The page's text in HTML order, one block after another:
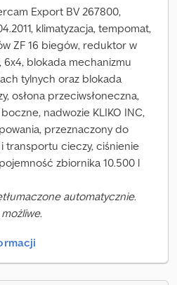
Export BV 267800,
klimatyzacja, tempomat,
ZF 16 biegów, reduktor w
6x4, blokada mechanizmu
tylnych oraz blokada
osłona przeciwsłoneczna,
nadwozie KLIKO INC,
przeznaczony do
transportu cieczy, ciśnienie
zbiornika 10.500 l
automatycznie.